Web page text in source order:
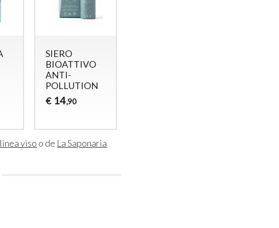
BIOATTIVO
POLLUTION
linea viso o de La Saponaria